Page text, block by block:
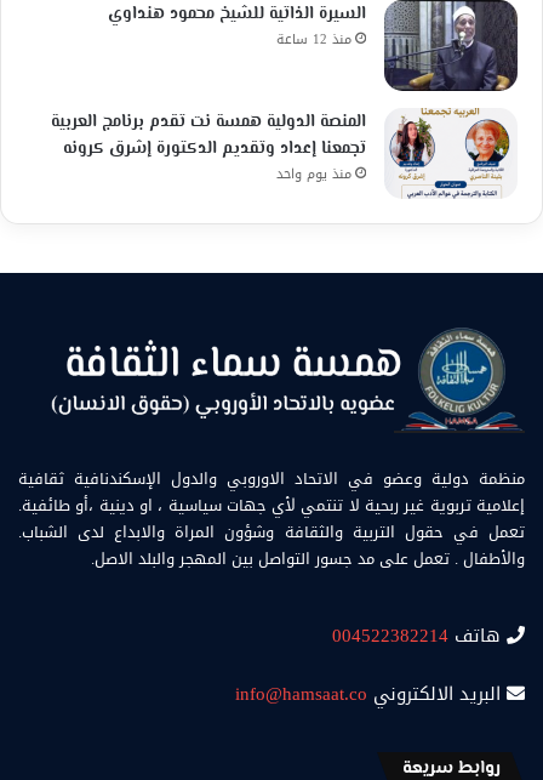
السيرة الذاتية للشيخ محمود هنداوي
منذ 12 ساعة
المنصة الدولية همسة نت تقدم برنامج العربية
تجمعنا إعداد وتقديم الدكتورة إشرق كرونه
منذ يوم واحد
منظمة دولية وعضو في الاتحاد الاوروبي والدول الإسكندنافية ثقافية
إعلامية تربوية غير ربحية لا تنتمي لأي جهات سياسية ، او دينية ،أو طائفية.
تعمل في حقول التربية والثقافة وشؤون المراة والابداع لدى الشباب.
والأطفال . تعمل على مد جسور التواصل بين المهجر والبلد الاصل.
هاتف 004522382214
البريد الالكتروني info@hamsaat.co
روابط سريعة